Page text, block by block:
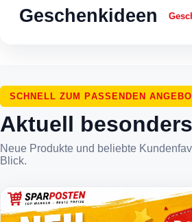
Geschenkideen
SCHNELL ZUM PASSENDEN
Aktuell
Neue Produkte und beliebte
Blick.